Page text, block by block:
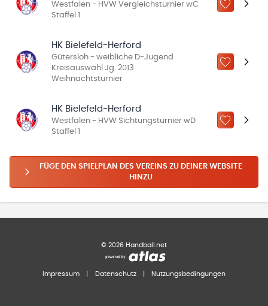
Westfalen - HVW Vergleichsturnier wC
Staffel 1
ZU „MEINE
HK Bielefeld-Herford
Gütersloh - weibliche D-Jugend
Kreisauswahl Jg. 2013
Weihnachtsturnier
ZU „MEINE
HK Bielefeld-Herford
Westfalen - HVW Sichtungsturnier wD
Staffel 1
ZU „MEINE
FÜGE DEN SPIELPLAN DES VEREINS ZU DEINER WEBSITE
HINZU
© 2026 Handball.net
Impressum Datenschutz Nutzungsbedingungen